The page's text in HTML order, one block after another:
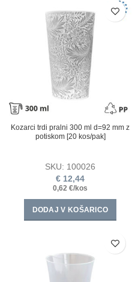
Kozarci trdi pralni 300 ml d=92 mm z
potiskom [20 kos/pak]
SKU: 100026
€ 12,44
0,62 €/kos
DODAJ V KOŠARICO